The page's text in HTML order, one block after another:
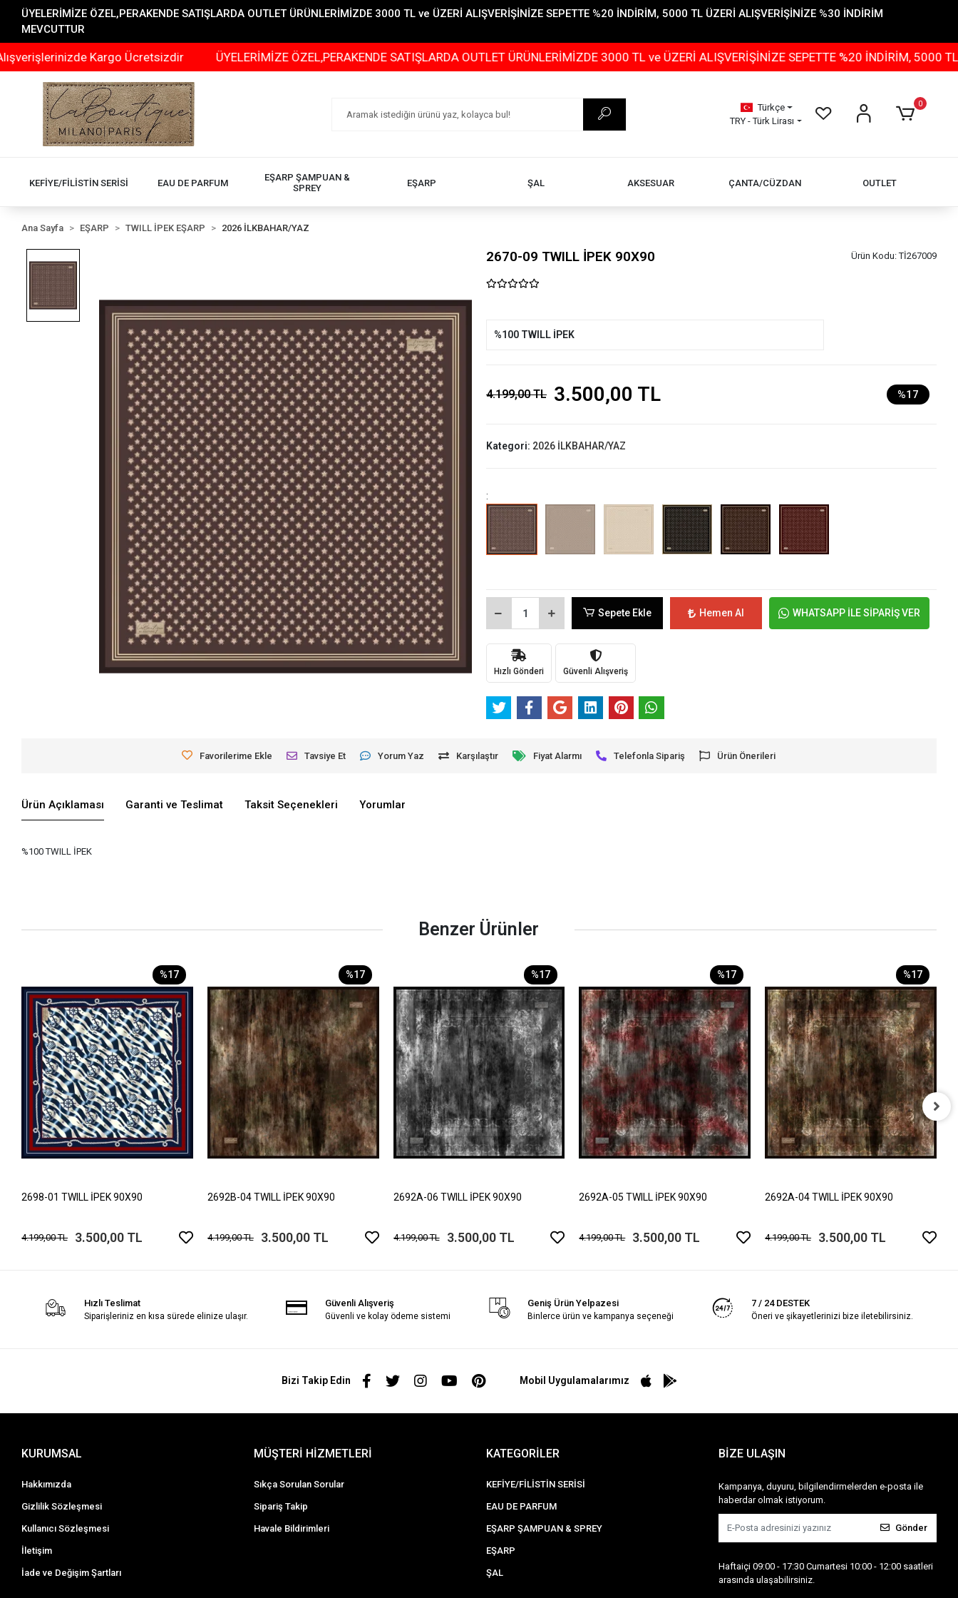
ÜYELERİMİZE ÖZEL,PERAKENDE SATIŞLARDA OUTLET ÜRÜNLERİMİZDE 3000 TL ve ÜZERİ ALIŞVERİŞİNİZE SEPETTE %20 İNDİRİM, 5000 TL ÜZERİ ALIŞVERİŞİNİZE %30 İNDİRİM
MEVCUTTUR
Kargo Ücretsizdir ÜYELERİMİZE ÖZEL,PERAKENDE SATIŞLARDA OUTLET ÜRÜNLERİMİZDE 3000 TL ve ÜZERİ ALIŞVERİŞİNİZE SEPETTE %20 İNDİRİM, 5000 TL ÜZERİ
Türkçe
TRY - Türk Lirası
0
KEFİYE/FİLİSTİN SERİSİ EAU DE PARFUM
EŞARP ŞAMPUAN &
SPREY
EŞARP ŞAL AKSESUAR ÇANTA/CÜZDAN OUTLET
Ana Sayfa EŞARP TWILL İPEK EŞARP 2026 İLKBAHAR/YAZ
2670-09 TWILL İPEK 90X90 Ürün Kodu:Tİ267009
%100 TWILL İPEK
4.199,00 TL 3.500,00 TL %17
Kategori: 2026 İLKBAHAR/YAZ
:
Sepete Ekle Hemen Al WHATSAPP İLE SİPARİŞ VER
Hızlı Gönderi Güvenli Alışveriş
Favorilerime Ekle Tavsiye Et Yorum Yaz Karşılaştır Fiyat Alarmı Telefonla Sipariş Ürün Önerileri
Ürün Açıklaması Garanti ve Teslimat Taksit Seçenekleri Yorumlar
%100 TWILL İPEK
Benzer Ürünler
%17
2698-01 TWILL İPEK 90X90
4.199,00 TL 3.500,00 TL
%17
2692B-04 TWILL İPEK 90X90
4.199,00 TL 3.500,00 TL
%17
2692A-06 TWILL İPEK 90X90
4.199,00 TL 3.500,00 TL
%17
2692A-05 TWILL İPEK 90X90
4.199,00 TL 3.500,00 TL
%17
2692A-04 TWILL İPEK 90X90
4.199,00 TL 3.500,00 TL
Hızlı Teslimat
Siparişleriniz en kısa sürede elinize ulaşır.
Güvenli Alışveriş
Güvenli ve kolay ödeme sistemi
Geniş Ürün Yelpazesi
Binlerce ürün ve kampanya seçeneği
7 / 24 DESTEK
Öneri ve şikayetlerinizi bize iletebilirsiniz.
Bizi Takip Edin Mobil Uygulamalarımız
KURUMSAL
Hakkımızda
Gizlilik Sözleşmesi
Kullanıcı Sözleşmesi
İletişim
İade ve Değişim Şartları
MÜŞTERİ HİZMETLERİ
Sıkça Sorulan Sorular
Sipariş Takip
Havale Bildirimleri
KATEGORİLER
KEFİYE/FİLİSTİN SERİSİ
EAU DE PARFUM
EŞARP ŞAMPUAN & SPREY
EŞARP
ŞAL
BİZE ULAŞIN
Kampanya, duyuru, bilgilendirmelerden e-posta ile
haberdar olmak istiyorum.
Gönder
Haftaiçi 09:00 - 17:30 Cumartesi 10:00 - 12:00 saatleri
arasında ulaşabilirsiniz.